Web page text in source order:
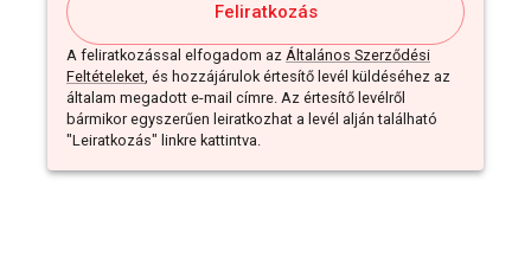
Feliratkozás
A feliratkozással elfogadom az Általános Szerződési
Feltételeket, és hozzájárulok értesítő levél küldéséhez az
általam megadott e-mail címre. Az értesítő levélről
bármikor egyszerűen leiratkozhat a levél alján található
"Leiratkozás" linkre kattintva.